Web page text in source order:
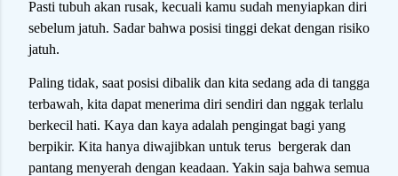
Pasti tubuh akan rusak, kecuali kamu sudah menyiapkan diri
sebelum jatuh. Sadar bahwa posisi tinggi dekat dengan risiko
jatuh.
Paling tidak, saat posisi dibalik dan kita sedang ada di tangga
terbawah, kita dapat menerima diri sendiri dan nggak terlalu
berkecil hati. Kaya dan kaya adalah pengingat bagi yang
berpikir. Kita hanya diwajibkan untuk terus bergerak dan
pantang menyerah dengan keadaan. Yakin saja bahwa semua